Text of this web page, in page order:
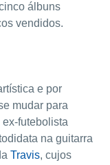
álbuns
vendidos.
e por
mudar para
futebolista
na guitarra
Travis, cujos